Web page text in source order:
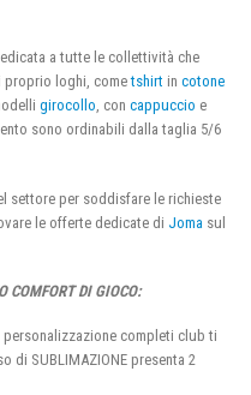
a tutte le collettività che
proprio loghi, cometshirt in cotone
girocollo, con cappuccio e
sono ordinabili dalla taglia 5/6
settore per soddisfare le richieste
le offerte dedicate di Joma sul
COMFORT DI GIOCO:
completi club ti
di SUBLIMAZIONE presenta 2